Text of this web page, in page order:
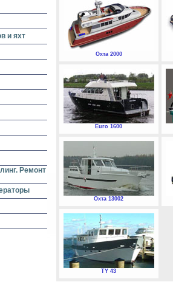
и яхт
Ремонт
Охта 2000
Euro 1600
Охта 13002
TY 43